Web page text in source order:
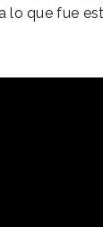
lo que fue